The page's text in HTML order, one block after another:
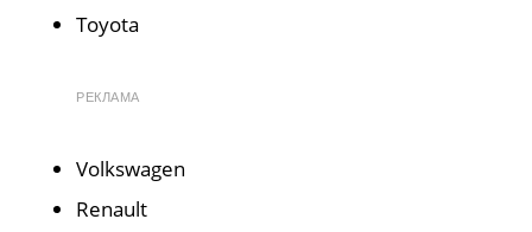
Toyota
РЕКЛАМА
Volkswagen
Renault